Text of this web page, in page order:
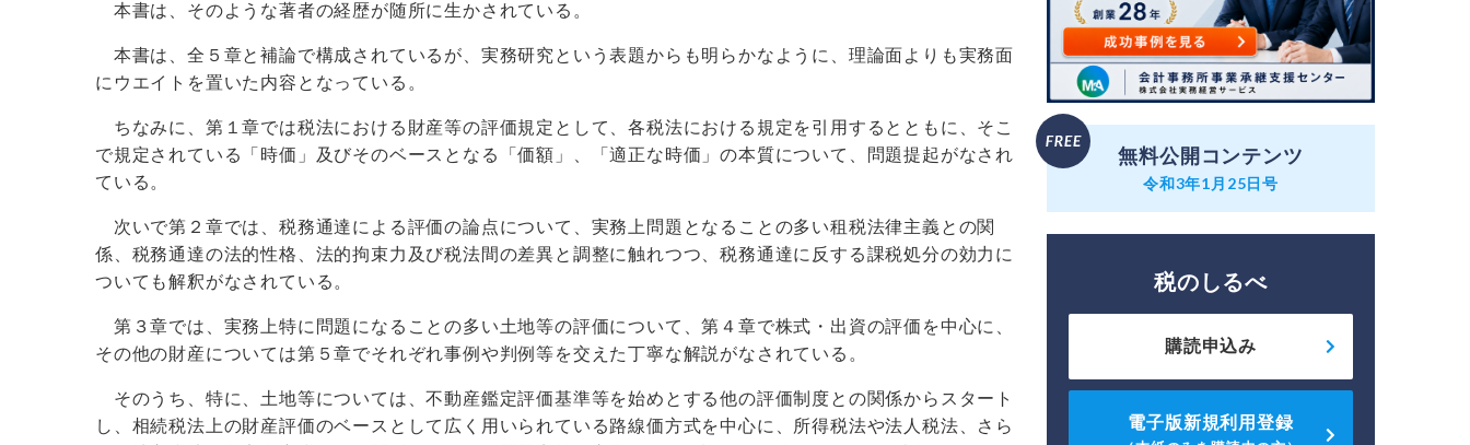
本書は、そのような著者の経歴が随所に生かされている。
本書は、全５章と補論で構成されているが、実務研究という表題からも明らかなように、理論面よりも実務面
にウエイトを置いた内容となっている。
ちなみに、第１章では税法における財産等の評価規定として、各税法における規定を引用するとともに、そこ
で規定されている「時価」及びそのベースとなる「価額」、「適正な時価」の本質について、問題提起がなされ
ている。
次いで第２章では、税務通達による評価の論点について、実務上問題となることの多い租税法律主義との関
係、税務通達の法的性格、法的拘束力及び税法間の差異と調整に触れつつ、税務通達に反する課税処分の効力に
ついても解釈がなされている。
第３章では、実務上特に問題になることの多い土地等の評価について、第４章で株式・出資の評価を中心に、
その他の財産については第５章でそれぞれ事例や判例等を交えた丁寧な解説がなされている。
そのうち、特に、土地等については、不動産鑑定評価基準等を始めとする他の評価制度との関係からスタート
し、相続税法上の財産評価のベースとして広く用いられている路線価方式を中心に、所得税法や法人税法、さら
無料公開コンテンツ
令和3年1月25日号
税のしるべ
購読申込み
電子版新規利用登録